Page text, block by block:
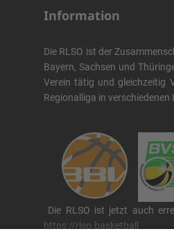
Information
Die RLSO ist der
Bayern, Sachsen und
Verein tätig und gleichzeitig
Regionalliga in verschiedenen
Die RLSO ist jetzt auch
https://rlso.basketball